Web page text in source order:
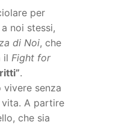
per
noi stessi,
di Noi, che
il Fight for
.
vivere senza
vita. A partire
che sia